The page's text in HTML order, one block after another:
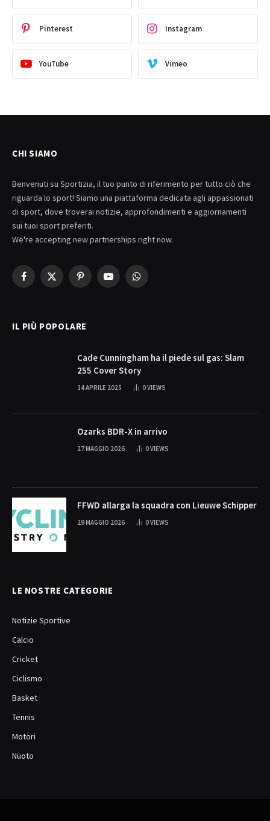
Pinterest Instagram
YouTube Vimeo
CHI SIAMO
Benvenuti su Sportizia, il tuo punto di riferimento per tutto ciò che
riguarda lo sport! Siamo una piattaforma dedicata agli appassionati
di sport, dove troverai notizie, approfondimenti e aggiornamenti
sui tuoi sport preferiti.
We're accepting new partnerships right now.
Facebook
X
PinterestYouTubeWhatsApp
IL PIÙ POPOLARE
Cade Cunningham ha il piede sul gas: Slam
255 Cover Story
14 APRILE 2025 0VIEWS
Ozarks BDR-X in arrivo
27 MAGGIO 2026 0VIEWS
FFWD allarga la squadra con Lieuwe Schipper
29 MAGGIO 2026 0VIEWS
LE NOSTRE CATEGORIE
Notizie Sportive
Calcio
Cricket
Ciclismo
Basket
Tennis
Motori
Nuoto